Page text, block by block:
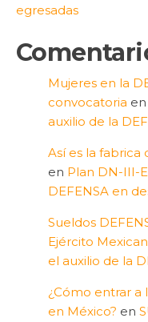
egresadas
Mujeres en la
convocatoria en
auxilio de la
Así es la fabrica
en Plan DN-III-
DEFENSA en
Sueldos
Ejército
el auxilio de la
¿Cómo entrar a
en México? en